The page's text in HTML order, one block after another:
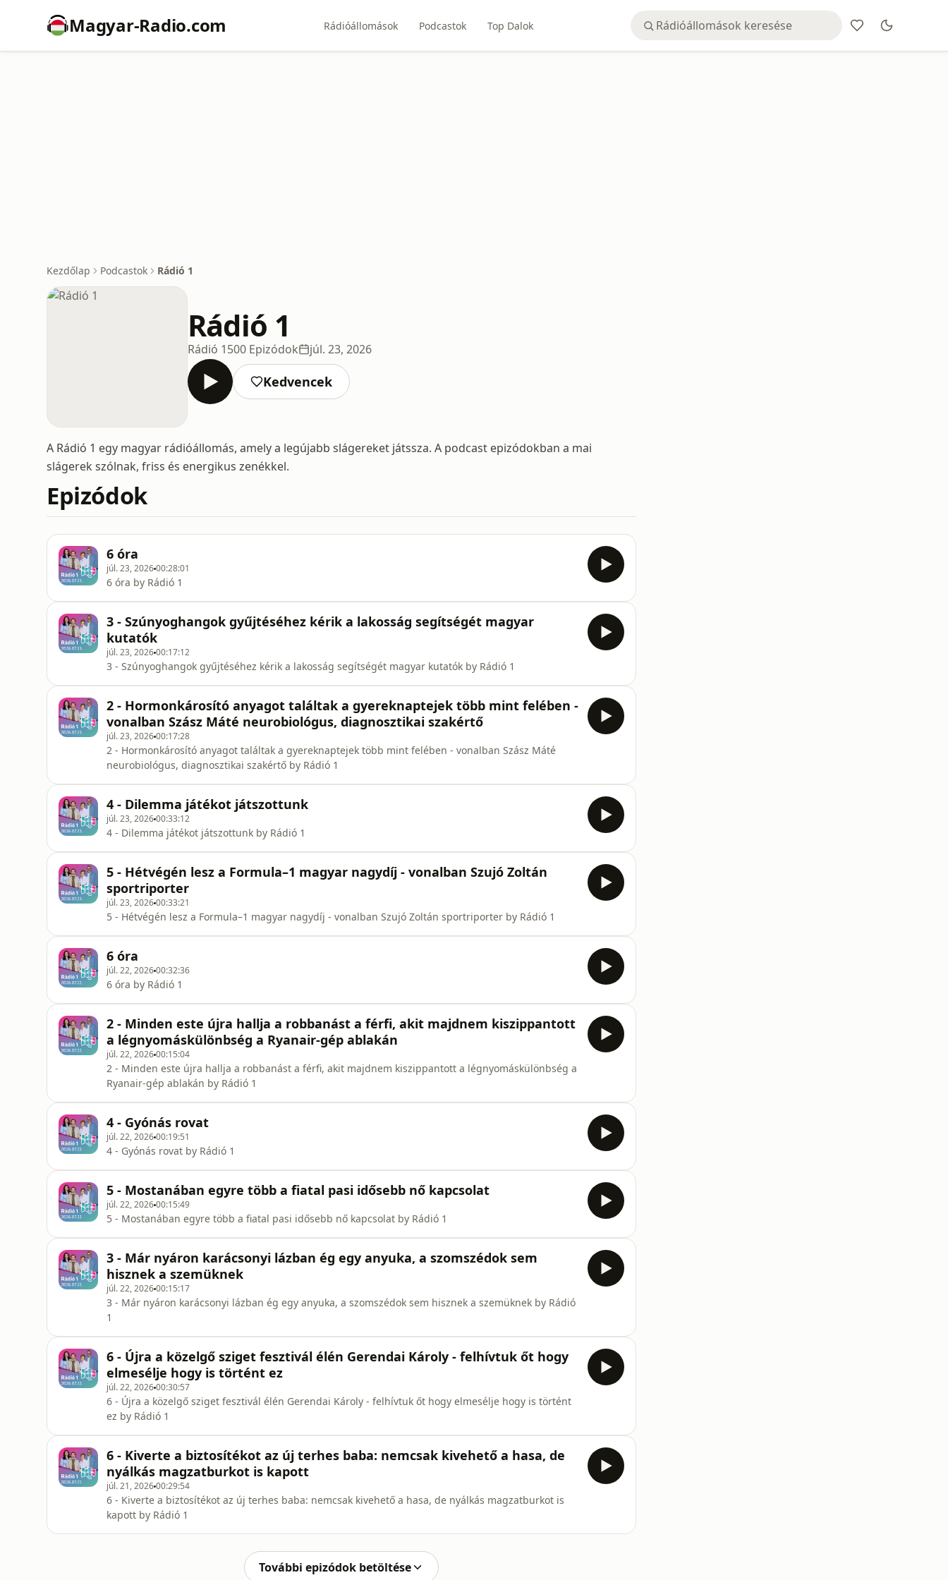
Magyar-Radio.com Rádióállomások Podcastok Top Dalok
Kezdőlap Podcastok Rádió 1
Rádió 1
Rádió 1500 Epizódok júl. 23, 2026
Kedvencek
A Rádió 1 egy magyar rádióállomás, amely a legújabb slágereket játssza. A podcast epizódokban a mai
slágerek szólnak, friss és energikus zenékkel.
Epizódok
6 óra
júl. 23, 202600:28:01
6 óra by Rádió 1
3 - Szúnyoghangok gyűjtéséhez kérik a lakosság segítségét magyar
kutatók
júl. 23, 202600:17:12
3 - Szúnyoghangok gyűjtéséhez kérik a lakosság segítségét magyar kutatók by Rádió 1
2 - Hormonkárosító anyagot találtak a gyereknaptejek több mint felében -
vonalban Szász Máté neurobiológus, diagnosztikai szakértő
júl. 23, 202600:17:28
2 - Hormonkárosító anyagot találtak a gyereknaptejek több mint felében - vonalban Szász Máté
neurobiológus, diagnosztikai szakértő by Rádió 1
4 - Dilemma játékot játszottunk
júl. 23, 202600:33:12
4 - Dilemma játékot játszottunk by Rádió 1
5 - Hétvégén lesz a Formula–1 magyar nagydíj - vonalban Szujó Zoltán
sportriporter
júl. 23, 202600:33:21
5 - Hétvégén lesz a Formula–1 magyar nagydíj - vonalban Szujó Zoltán sportriporter by Rádió 1
6 óra
júl. 22, 202600:32:36
6 óra by Rádió 1
2 - Minden este újra hallja a robbanást a férfi, akit majdnem kiszippantott
a légnyomáskülönbség a Ryanair-gép ablakán
júl. 22, 202600:15:04
2 - Minden este újra hallja a robbanást a férfi, akit majdnem kiszippantott a légnyomáskülönbség a
Ryanair-gép ablakán by Rádió 1
4 - Gyónás rovat
júl. 22, 202600:19:51
4 - Gyónás rovat by Rádió 1
5 - Mostanában egyre több a fiatal pasi idősebb nő kapcsolat
júl. 22, 202600:15:49
5 - Mostanában egyre több a fiatal pasi idősebb nő kapcsolat by Rádió 1
3 - Már nyáron karácsonyi lázban ég egy anyuka, a szomszédok sem
hisznek a szemüknek
júl. 22, 202600:15:17
3 - Már nyáron karácsonyi lázban ég egy anyuka, a szomszédok sem hisznek a szemüknek by Rádió
1
6 - Újra a közelgő sziget fesztivál élén Gerendai Károly - felhívtuk őt hogy
elmesélje hogy is történt ez
júl. 22, 202600:30:57
6 - Újra a közelgő sziget fesztivál élén Gerendai Károly - felhívtuk őt hogy elmesélje hogy is történt
ez by Rádió 1
6 - Kiverte a biztosítékot az új terhes baba: nemcsak kivehető a hasa, de
nyálkás magzatburkot is kapott
júl. 21, 202600:29:54
6 - Kiverte a biztosítékot az új terhes baba: nemcsak kivehető a hasa, de nyálkás magzatburkot is
kapott by Rádió 1
További epizódok betöltése